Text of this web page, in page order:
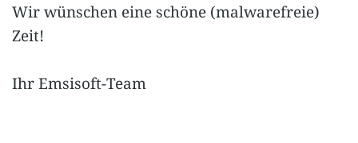
Wir wünschen eine schöne (malwarefreie)
Zeit!
Ihr Emsisoft-Team